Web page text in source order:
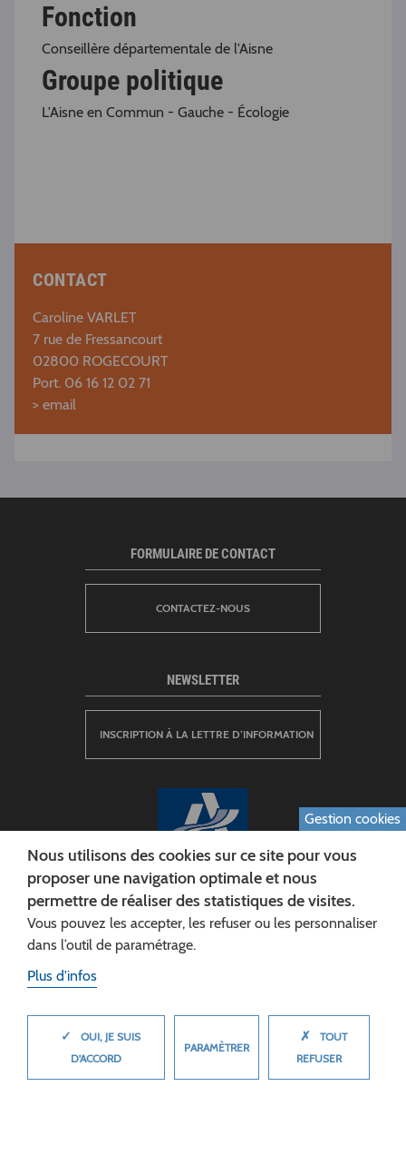
Fonction
Conseillère départementale de l'Aisne
Groupe politique
L'Aisne en Commun - Gauche - Écologie
CONTACT
Caroline VARLET
7 rue de Fressancourt
02800 ROGECOURT
Port. 06 16 12 02 71
> email
CONSEIL DÉPARTEMENTAL DE L'AISNE
Siège :
FORMULAIRE DE CONTACT
CONTACTEZ-NOUS
NEWSLETTER
INSCRIPTION À LA LETTRE D’INFORMATION
Gestion cookies
Nous utilisons des cookies sur ce site pour vous
proposer une navigation optimale et nous
permettre de réaliser des statistiques de visites.
Vous pouvez les accepter, les refuser ou les personnaliser
dans l’outil de paramétrage.
Plus d'infos
✓
OUI, JE SUIS
D'ACCORD
PARAMÈTRER
✗
TOUT
REFUSER
MASQUER